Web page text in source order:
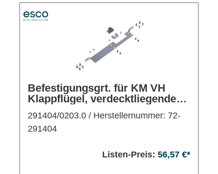
Befestigungsgrt. für KM VH
Klappflügel, verdecktliegende
RM ausw.
291404/0203.0 / Herstellernummer: 72-
291404
Listen-Preis: 56,57 €*